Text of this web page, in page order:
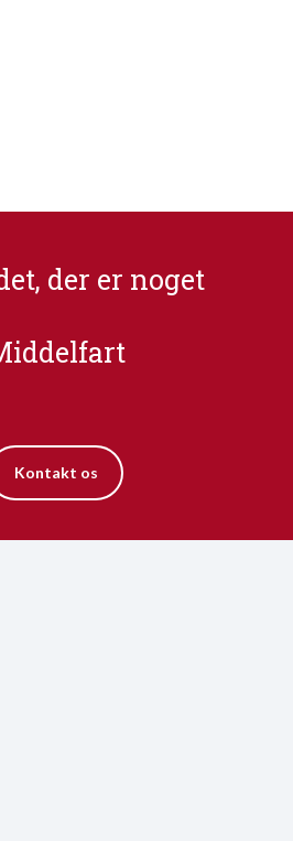
der er noget
Kontakt os